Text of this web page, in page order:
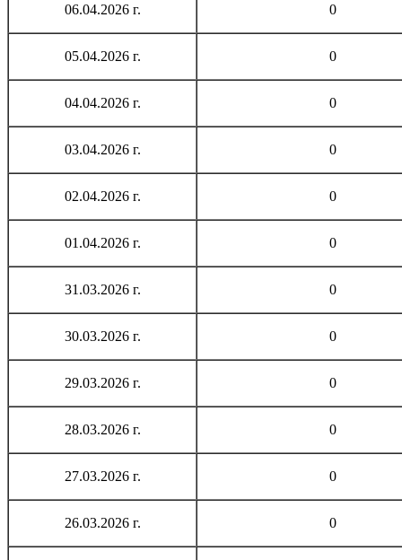
06.04.2026 г. 0
05.04.2026 г. 0
04.04.2026 г. 0
03.04.2026 г. 0
02.04.2026 г. 0
01.04.2026 г. 0
31.03.2026 г. 0
30.03.2026 г. 0
29.03.2026 г. 0
28.03.2026 г. 0
27.03.2026 г. 0
26.03.2026 г. 0